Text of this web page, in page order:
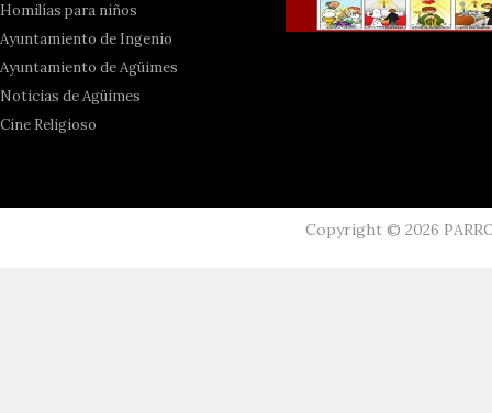
Homilías para niños
Ayuntamiento de Ingenio
Ayuntamiento de Agüimes
Noticias de Agüimes
Cine Religioso
Copyright ©2026